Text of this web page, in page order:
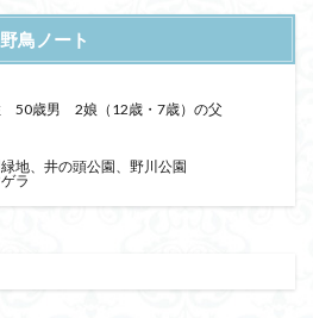
鳥ノート
50歳男 2娘（12歳・7歳）の父
地、井の頭公園、野川公園
ラ